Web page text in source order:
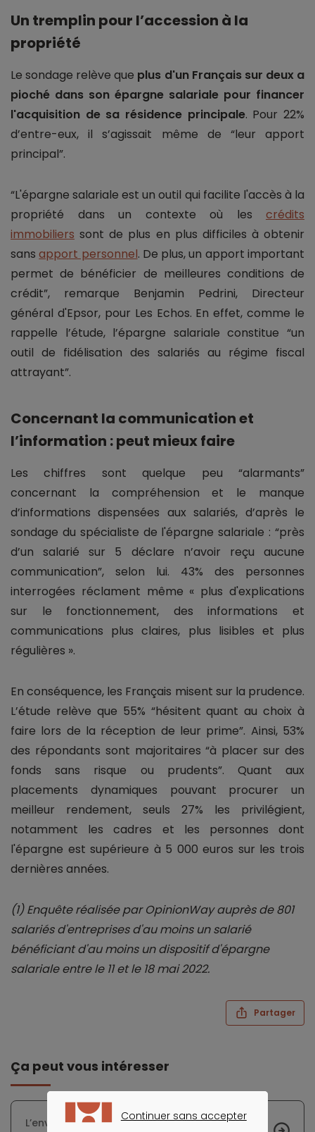
Un tremplin pour l’accession à la
propriété
Le sondage relève que plus d'un Français sur deux a
pioché dans son épargne salariale pour financer
l'acquisition de sa résidence principale. Pour 22%
d’entre-eux, il s’agissait même de “leur apport
principal”.
“L'épargne salariale est un outil qui facilite l'accès à la
propriété dans un contexte où les crédits
immobiliers sont de plus en plus difficiles à obtenir
sansapport personnel. De plus, un apport important
permet de bénéficier de meilleures conditions de
crédit”, remarque Benjamin Pedrini, Directeur
général d'Epsor, pour Les Echos. En effet, comme le
rappelle l’étude, l’épargne salariale constitue “un
outil de fidélisation des salariés au régime fiscal
attrayant”.
Concernant la communication et
l’information : peut mieux faire
Les chiffres sont quelque peu “alarmants”
concernant la compréhension et le manque
d’informations dispensées aux salariés, d’après le
sondage du spécialiste de l'épargne salariale : “près
d’un salarié sur 5 déclare n’avoir reçu aucune
communication”, selon lui. 43% des personnes
interrogées réclament même « plus d'explications
sur le fonctionnement, des informations et
communications plus claires, plus lisibles et plus
régulières ».
En conséquence, les Français misent sur la prudence.
L’étude relève que 55% “hésitent quant au choix à
faire lors de la réception de leur prime”. Ainsi, 53%
des répondants sont majoritaires “à placer sur des
fonds sans risque ou prudents”. Quant aux
placements dynamiques pouvant procurer un
meilleur rendement, seuls 27% les privilégient,
notamment les cadres et les personnes dont
l'épargne est supérieure à 5 000 euros sur les trois
dernières années.
(1) Enquête réalisée par OpinionWay auprès de 801
salariés d'entreprises d'au moins un salarié
bénéficiant d'au moins un dispositif d'épargne
salariale entre le 11 et le 18 mai 2022.
Partager
Ça peut vous intéresser
L’envol des taux d’intérêt des prêts immobiliers
Continuer sans accepter